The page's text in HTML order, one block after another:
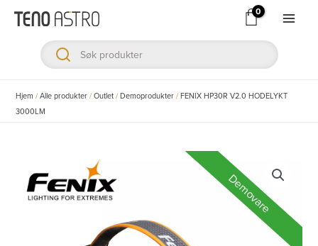
Hopp
innholdet
Hjem /Alle produkter /Outlet /Demoprodukter /FENIX HP30R V2.0 HODELYKT
3000LM
Demovare